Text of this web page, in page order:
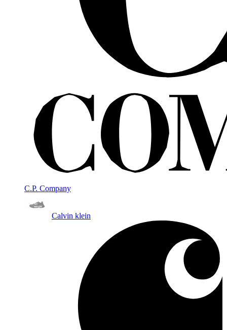
C.P. Company
Calvin klein